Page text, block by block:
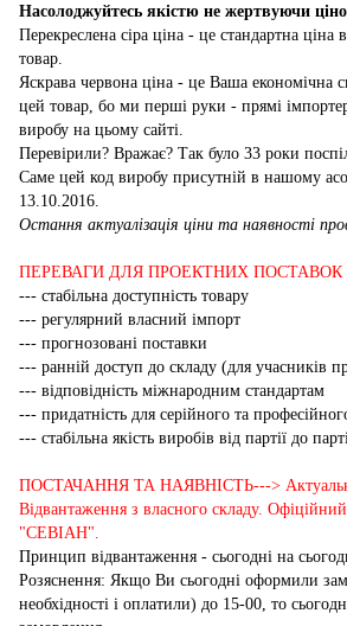
Насолоджуйтесь якістю не жертвуючи
Перекреслена сіра ціна - це стандартна ціна
товар.
Яскрава червона ціна - це Ваша економічна
цей товар, бо ми перші руки - прямі
виробу на цьому сайті.
Перевірили? Вражає? Так було 33 роки
Саме цей код виробу присутній в нашому
13.10.2016.
Остання актуалізація ціни та наявності
ПЕРЕВАГИ ДЛЯ ПРОЕКТНИХ ПОСТАВОК
--- стабільна доступність товару
--- регулярний власний імпорт
--- прогнозовані поставки
--- ранній доступ до складу (для учасників
--- відповідність міжнародним стандартам
--- придатність для серійного та
--- стабільна якість виробів від партії до
ПОСТАЧАННЯ ТА НАЯВНІСТЬ--->
Відвантаження з власного складу.
"СЕВІАН".
Принцип відвантаження - сьогодні на
Розяснення: Якщо Ви сьогодні оформили
необхідності і оплатили) до 15-00, то